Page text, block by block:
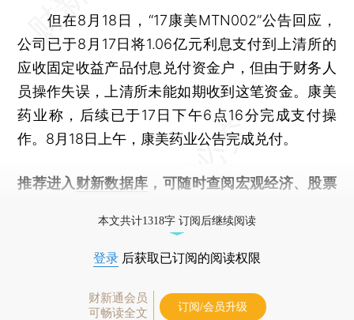
但在8月18日，“17康美MTN002”公告回应，
公司已于8月17日将1.06亿元利息支付到上清所的
应收固定收益产品付息兑付资金户，但由于财务人
员操作失误，上清所未能如期收到这笔资金。康美
药业称，后续已于17日下午6点16分完成支付操
作。8月18日上午，康美药业公告完成兑付。
推荐进入 财新数据库 ，可随时查阅宏观经济、股票
本文共计1318字 订阅后继续阅读
登录 后获取已订阅的阅读权限
财新通会员
可畅读全文
订阅/会员升级